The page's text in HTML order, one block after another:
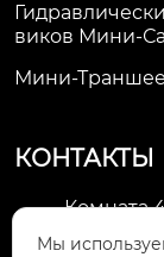
Виков Мини-
Мини-
КОНТАКТЫ
Комната
Зона
Мы